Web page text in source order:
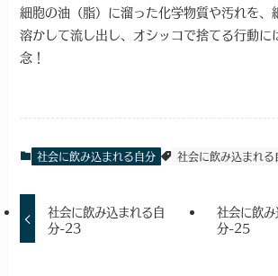
細胞の油（脂）に溜った化学物質や汚れを、
溶かして流し出し、オシッコで捨てる行動に
念！
社会に飲み込まれる自分 社会に飲み込まれる
社会に飲み込まれる自
分-23
社会に飲
分-25